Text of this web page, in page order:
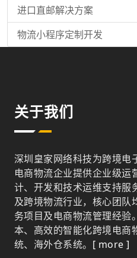
进口直邮解决方案
物流小程序定制开发
关于我们
深圳皇家网络科技为跨境电
电商物流企业提供企业级运
计、开发和技术运维支持服
及跨境物流行业，核心团队
务项目及电商物流管理经验
本、高效的智能化跨境电商
统、海外仓系统。 [ more ]